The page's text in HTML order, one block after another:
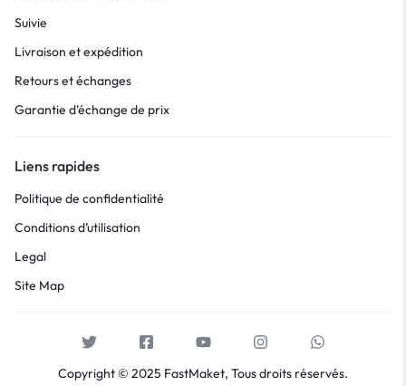
Suivie
Livraison et expédition
Retours et échanges
Garantie d’échange de prix
Liens rapides
Politique de confidentialité
Conditions d’utilisation
Legal
Site Map
Copyright © 2025 FastMaket, Tous droits réservés.